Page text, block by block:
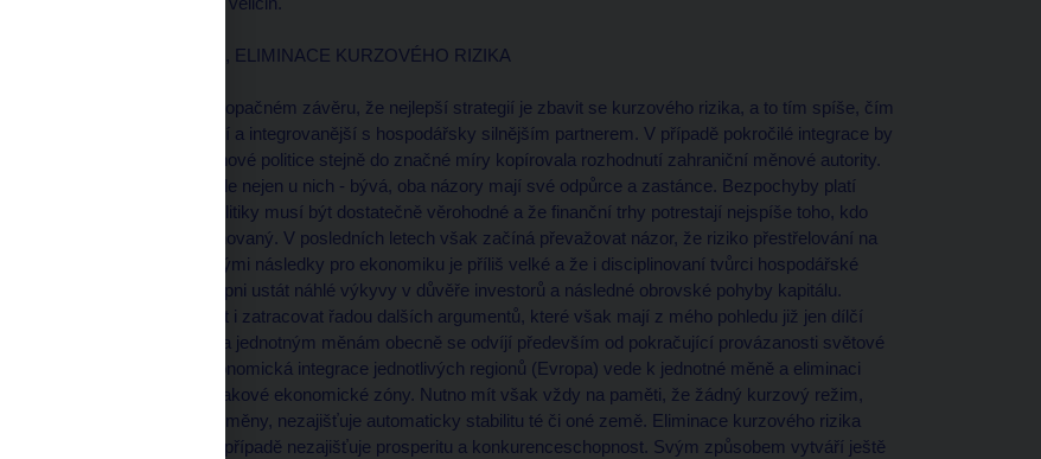
NEJLEPŠÍ STRATEGIE, ELIMINACE KURZOVÉHO RIZIKA
Tato úvaha tudíž vede k opačném závěru, že nejlepší strategií je zbavit se kurzového rizika, a to tím spíše, čím
je ekonomika otevřenější a integrovanější s hospodářsky silnějším partnerem. V případě pokročilé integrace by
rozhodnutí o vlastní měnové politice stejně do značné míry kopírovala rozhodnutí zahraniční měnové autority.
Jak už to u ekonomů - ale nejen u nich - bývá, oba názory mají své odpůrce a zastánce. Bezpochyby platí
argument, že domácí politiky musí být dostatečně věrohodné a že finanční trhy potrestají nejspíše toho, kdo
není dostatečně disciplinovaný. V posledních letech však začíná převažovat názor, že riziko přestřelování na
finančních trzích s reálnými následky pro ekonomiku je příliš velké a že i disciplinovaní tvůrci hospodářské
politiky nemusí být schopni ustát náhlé výkyvy v důvěře investorů a následné obrovské pohyby kapitálu.
Jednotnou měnu lze hájit i zatracovat řadou dalších argumentů, které však mají z mého pohledu již jen dílčí
význam. Příklon k euru a jednotným měnám obecně se odvíjí především od pokračující provázanosti světové
ekonomiky, přičemž ekonomická integrace jednotlivých regionů (Evropa) vede k jednotné měně a eliminaci
kurzového rizika uvnitř takové ekonomické zóny. Nutno mít však vždy na paměti, že žádný kurzový režim,
včetně modelu jednotné měny, nezajišťuje automaticky stabilitu té či oné země. Eliminace kurzového rizika
sama o sobě v žádném případě nezajišťuje prosperitu a konkurenceschopnost. Svým způsobem vytváří ještě